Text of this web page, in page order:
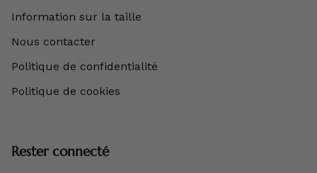
Information sur la taille
Nous contacter
Politique de confidentialité
Politique de cookies
Rester connecté